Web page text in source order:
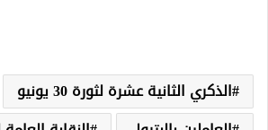
الذكري الثانية عشرة لثورة 30 يونيو